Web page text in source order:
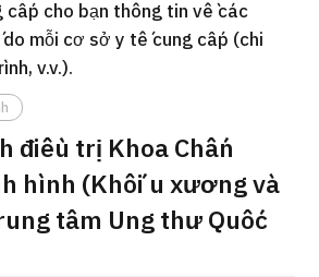
thứ hai cho bệnh nhân quốc tế（Bệnh
）
cấp cho bạn thông tin về các
mỗi cơ sở y tế cung cấp (chi
v.v.).
điều trị Khoa Chấn
hình (Khối u xương và
tâm Ung thư Quốc